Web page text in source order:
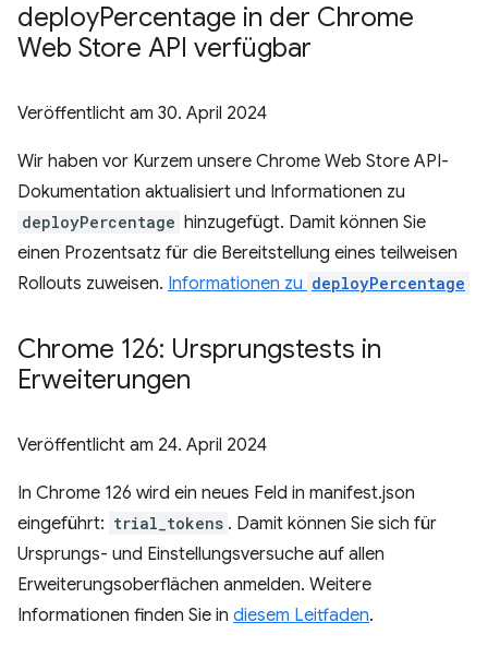
deployPercentage in der Chrome
Web Store API verfügbar
Veröffentlicht am 30. April 2024
Wir haben vor Kurzem unsere Chrome Web Store API-
Dokumentation aktualisiert und Informationen zu
deployPercentage hinzugefügt. Damit können Sie
einen Prozentsatz für die Bereitstellung eines teilweisen
Rollouts zuweisen. Informationen zu deployPercentage
Chrome 126: Ursprungstests in
Erweiterungen
Veröffentlicht am 24. April 2024
In Chrome 126 wird ein neues Feld in manifest.json
eingeführt: trial_tokens . Damit können Sie sich für
Ursprungs- und Einstellungsversuche auf allen
Erweiterungsoberflächen anmelden. Weitere
Informationen finden Sie in diesem Leitfaden.